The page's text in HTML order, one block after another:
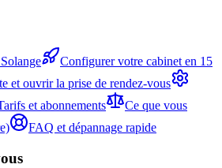
Configurer votre cabinet en 15
et ouvrir la prise de rendez-vous
et abonnements
Ce que vous
FAQ et dépannage rapide